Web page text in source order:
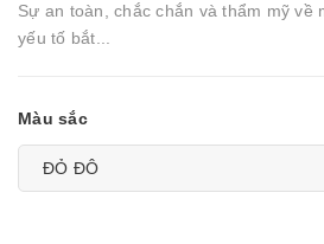
Sự an toàn, chắc chắn và thẩm mỹ về
yếu tố bắt...
Màu sắc